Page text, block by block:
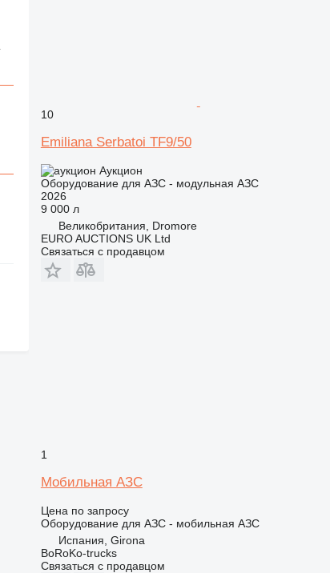
10
Emiliana Serbatoi TF9/50
Аукцион
Оборудование для АЗС - модульная АЗС
2026
9 000 л
Великобритания, Dromore
EURO AUCTIONS UK Ltd
Связаться с продавцом
1
Мобильная АЗС
Цена по запросу
Оборудование для АЗС - мобильная АЗС
Испания, Girona
BoRoKo-trucks
Связаться с продавцом